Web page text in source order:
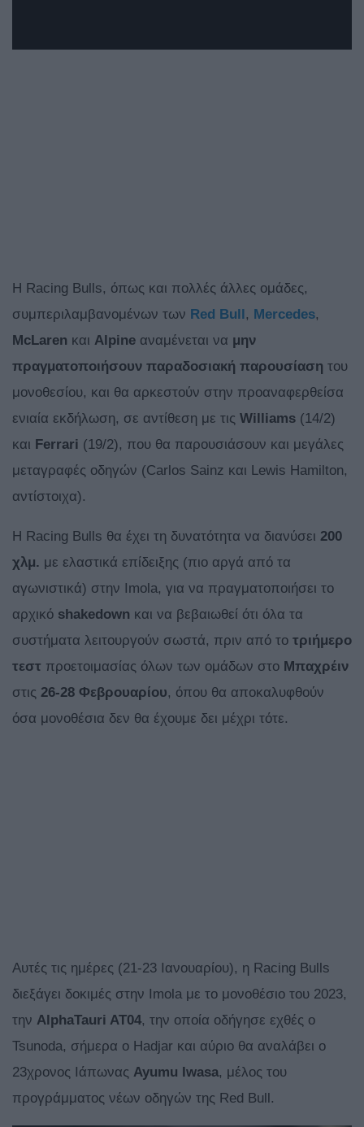
Η Racing Bulls, όπως και πολλές άλλες ομάδες,
συμπεριλαμβανομένων των Red Bull , Mercedes,
McLaren και Alpine αναμένεται να μην
πραγματοποιήσουν παραδοσιακή παρουσίαση του
μονοθεσίου, και θα αρκεστούν στην προαναφερθείσα
ενιαία εκδήλωση, σε αντίθεση με τις Williams (14/2)
και Ferrari (19/2), που θα παρουσιάσουν και μεγάλες
μεταγραφές οδηγών (Carlos Sainz και Lewis Hamilton,
αντίστοιχα).
Η Racing Bulls θα έχει τη δυνατότητα να διανύσει 200
χλμ. με ελαστικά επίδειξης (πιο αργά από τα
αγωνιστικά) στην Imola, για να πραγματοποιήσει το
αρχικό shakedown και να βεβαιωθεί ότι όλα τα
συστήματα λειτουργούν σωστά, πριν από το τριήμερο
τεστ προετοιμασίας όλων των ομάδων στο Μπαχρέιν
στις 26-28 Φεβρουαρίου, όπου θα αποκαλυφθούν
όσα μονοθέσια δεν θα έχουμε δει μέχρι τότε.
Αυτές τις ημέρες (21-23 Ιανουαρίου), η Racing Bulls
διεξάγει δοκιμές στην Imola με το μονοθέσιο του 2023,
την AlphaTauri AT04, την οποία οδήγησε εχθές ο
Tsunoda, σήμερα ο Hadjar και αύριο θα αναλάβει ο
23χρονος Ιάπωνας Ayumu Iwasa, μέλος του
προγράμματος νέων οδηγών της Red Bull.